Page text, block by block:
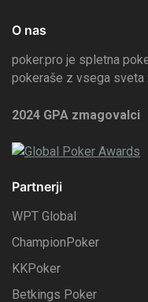
O nas
poker.pro je spletna
pokeraše z vsega sveta
2024 GPA zmagovalci
Partnerji
WPT Global
ChampionPoker
KKPoker
Betkings Poker